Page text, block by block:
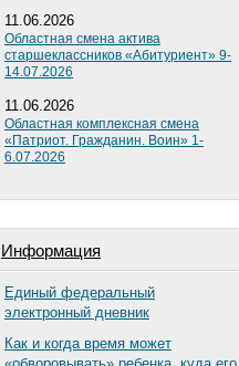
11.06.2026
Областная смена актива
старшеклассников «Абитуриент» 9-
14.07.2026
11.06.2026
Областная комплексная смена
«Патриот. Гражданин. Воин» 1-
6.07.2026
Информация
Единый федеральный
электронный дневник
Как и когда время может